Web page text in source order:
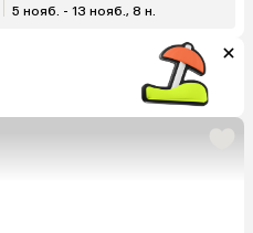
5 нояб. - 13 нояб., 8 н.